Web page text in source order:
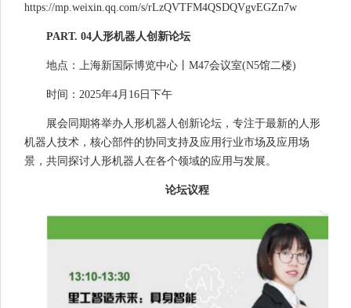
https://mp.weixin.qq.com/s/rLzQVTFM4QSDQVgvEGZn7w
PART. 04人形机器人创新论坛
地点：上海新国际博览中心丨M47会议室(N5馆二楼)
时间：2025年4月16日下午
展会同期将举办人形机器人创新论坛，专注于最新的人形
机器人技术，核心部件的协同支持及应用行业市场及应用场
景，共同探讨人形机器人在各个领域的应用与发展。
论坛议程